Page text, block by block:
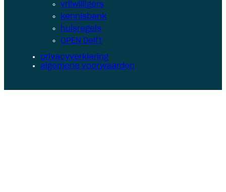
vrijwilligers
kennisbank
huisregels
OPEN Delft
privacyverklaring
algemene voorwaarden